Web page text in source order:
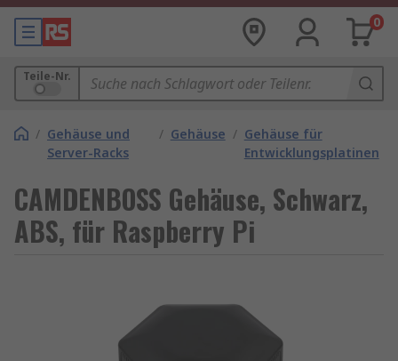
0
Teile-Nr.
/ Gehäuse und
Server-Racks
/ Gehäuse / Gehäuse für
Entwicklungsplatinen
CAMDENBOSS Gehäuse, Schwarz,
ABS, für Raspberry Pi